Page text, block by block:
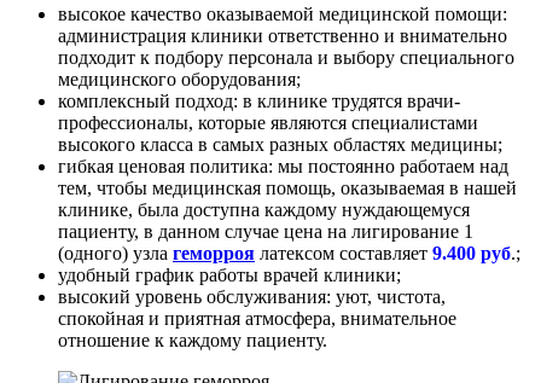
высокое качество оказываемой медицинской помощи:
администрация клиники ответственно и внимательно
подходит к подбору персонала и выбору специального
медицинского оборудования;
комплексный подход: в клинике трудятся врачи-
профессионалы, которые являются специалистами
высокого класса в самых разных областях медицины;
гибкая ценовая политика: мы постоянно работаем над
тем, чтобы медицинская помощь, оказываемая в нашей
клинике, была доступна каждому нуждающемуся
пациенту, в данном случае цена на лигирование 1
(одного) узла геморроя латексом составляет 9.400 руб.;
удобный график работы врачей клиники;
высокий уровень обслуживания: уют, чистота,
спокойная и приятная атмосфера, внимательное
отношение к каждому пациенту.